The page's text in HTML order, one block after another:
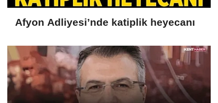
Afyon Adliyesi’nde katiplik heyecanı